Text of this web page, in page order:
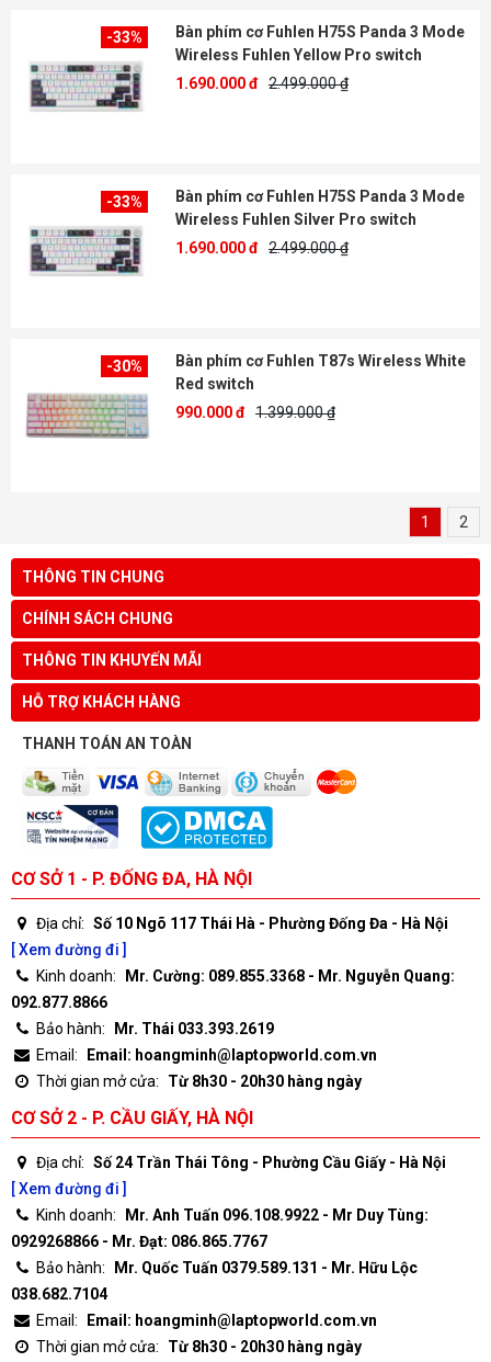
-33%
Bàn phím cơ Fuhlen H75S Panda 3 Mode
Wireless Fuhlen Yellow Pro switch
1.690.000 đ 2.499.000 ₫
-33%
Bàn phím cơ Fuhlen H75S Panda 3 Mode
Wireless Fuhlen Silver Pro switch
1.690.000 đ 2.499.000 ₫
-30%
Bàn phím cơ Fuhlen T87s Wireless White
Red switch
990.000 đ 1.399.000 ₫
1 2
THÔNG TIN CHUNG
CHÍNH SÁCH CHUNG
THÔNG TIN KHUYẾN MÃI
HỖ TRỢ KHÁCH HÀNG
THANH TOÁN AN TOÀN
CƠ SỞ 1 - P. ĐỐNG ĐA, HÀ NỘI
Địa chỉ: Số 10 Ngõ 117 Thái Hà - Phường Đống Đa - Hà Nội
[ Xem đường đi ]
Kinh doanh:
Mr. Cường: 089.855.3368 - Mr. Nguyễn Quang:
092.877.8866
Bảo hành:
Mr. Thái 033.393.2619
Email:
Email: hoangminh@laptopworld.com.vn
Thời gian mở cửa:
Từ 8h30 - 20h30 hàng ngày
CƠ SỞ 2 - P. CẦU GIẤY, HÀ NỘI
Địa chỉ: Số 24 Trần Thái Tông - Phường Cầu Giấy - Hà Nội
[ Xem đường đi ]
Kinh doanh:
Mr. Anh Tuấn 096.108.9922 - Mr Duy Tùng:
0929268866 - Mr. Đạt: 086.865.7767
Bảo hành:
Mr. Quốc Tuấn 0379.589.131 - Mr. Hữu Lộc
038.682.7104
Email:
Email: hoangminh@laptopworld.com.vn
Thời gian mở cửa:
Từ 8h30 - 20h30 hàng ngày